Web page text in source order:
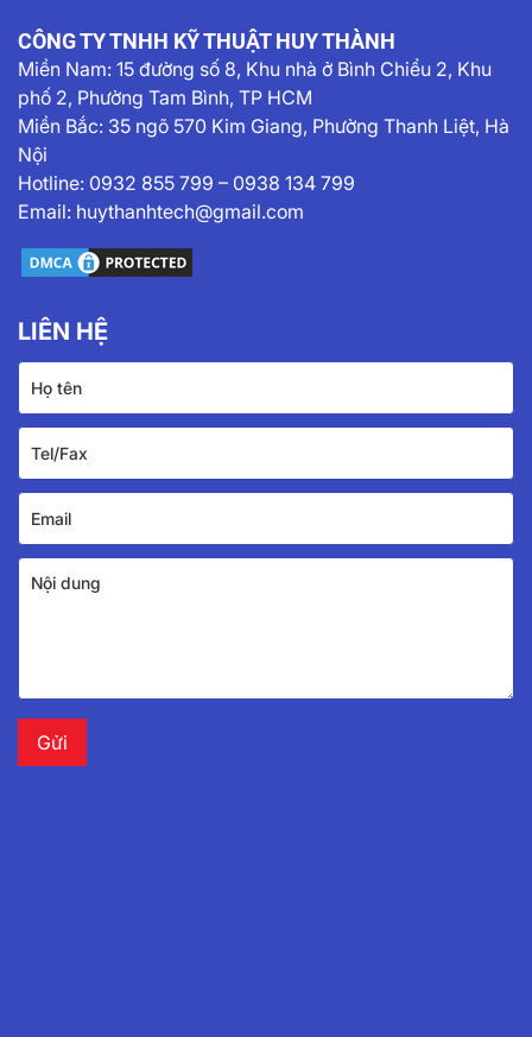
CÔNG TY TNHH KỸ THUẬT HUY THÀNH
Miền Nam: 15 đường số 8, Khu nhà ở Bình Chiểu 2, Khu
phố 2, Phường Tam Bình, TP HCM
Miền Bắc: 35 ngõ 570 Kim Giang, Phường Thanh Liệt, Hà
Nội
Hotline: 0932 855 799 – 0938 134 799
Email: huythanhtech@gmail.com
LIÊN HỆ